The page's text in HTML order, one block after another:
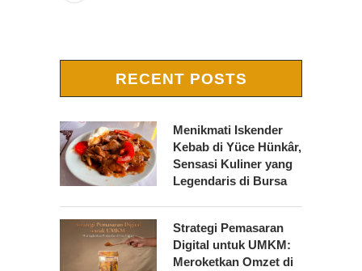
RECENT POSTS
Menikmati Iskender
Kebab di Yüce Hünkâr,
Sensasi Kuliner yang
Legendaris di Bursa
Strategi Pemasaran
Digital untuk UMKM:
Meroketkan Omzet di